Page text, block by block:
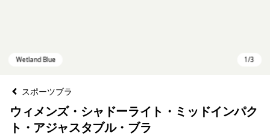
スポーツブラ
ウィメンズ・シャドーライト・ミッドインパク
ト・アジャスタブル・ブラ